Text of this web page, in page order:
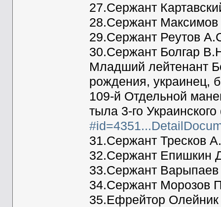
27.Сержант
28.Сержант
29.Сержант Реутов
30.Сержант Болгар
Младший лейтенант
рождения, украинец,
109-й Отдельной
тыла 3-го
31.Сержант Тресков
32.Сержант Епишкин
33.Сержант
34.Сержант Морозов
35.Ефрейтор Олейник